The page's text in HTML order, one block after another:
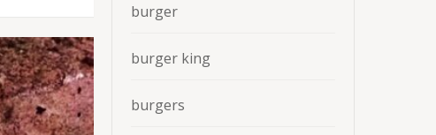
burger
burger king
burgers